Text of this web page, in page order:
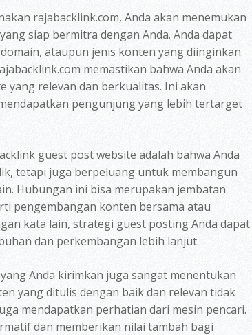
rajabacklink.com, Anda akan menemukan
siap bermitra dengan Anda. Anda dapat
ataupun jenis konten yang diinginkan.
memastikan bahwa Anda akan
yang relevan dan berkualitas. Ini akan
pengunjung yang lebih tertarget
guest post website adalah bahwa Anda
tetapi juga berpeluang untuk membangun
Hubungan ini bisa merupakan jembatan
pengembangan konten bersama atau
kata lain, strategi guest posting Anda dapat
dan perkembangan lebih lanjut.
Anda kirimkan juga sangat menentukan
yang ditulis dengan baik dan relevan tidak
mendapatkan perhatian dari mesin pencari.
dan memberikan nilai tambah bagi